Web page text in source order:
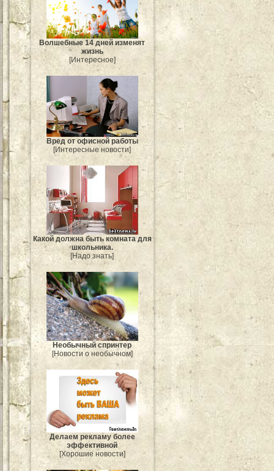
Волшебные 14 дней изменят
жизнь
[Интересное]
Вред от офисной работы
[Интересные новости]
Какой должна быть комната для
школьника.
[Надо знать]
Необычный спринтер
[Новости о необычном]
Делаем рекламу более
эффективной
[Хорошие новости]